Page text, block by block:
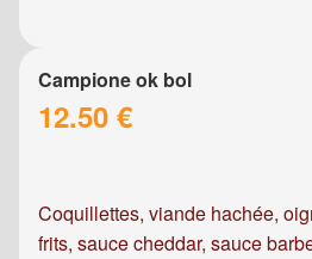
Campione ok bol
12.50 €
Coquillettes, viande hachée,
frits, sauce cheddar, sauce